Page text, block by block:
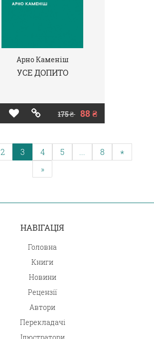
Арно Каменіш
УСЕ ДОПИТО
175 ₴ 88 ₴
2 3 4 5 8 *
»
НАВІГАЦІЯ
Головна
Книги
Новини
Рецензії
Автори
Перекладачі